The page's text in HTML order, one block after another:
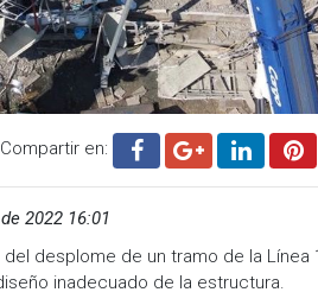
Compartir en:
2022 16:01
desplome de un tramo de la Línea
inadecuado de la estructura.